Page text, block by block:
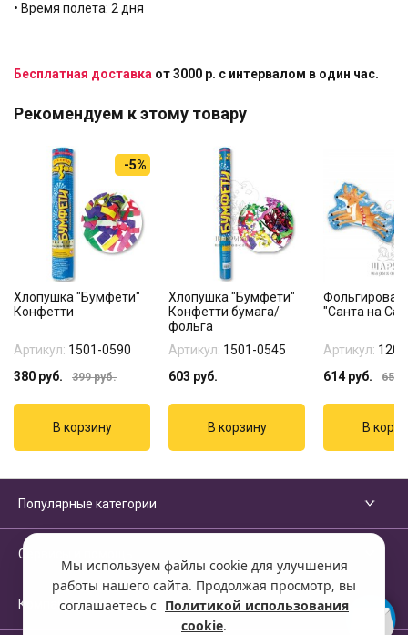
Мы используем файлы cookie для улучшения
работы нашего сайта. Продолжая просмотр, вы
соглашаетесь с Политикой использования
cookie.
• Время полета: 2 дня
Бесплатная доставка от 3000 р. с интервалом в один час.
Рекомендуем к этому товару
-5%
Хлопушка "Бумфети"
Конфетти
Артикул: 1501-0590
380 руб. 399руб.
Хлопушка "Бумфети"
Конфетти бумага/
фольга
Артикул: 1501-0545
603 руб.
"Санта на
Артикул:
614 руб. 650
Популярные категории
Сервисы и помощь
Компания